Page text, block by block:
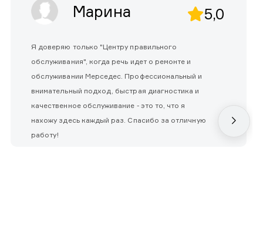
Марина 5,0
Я доверяю только "Центру правильного
обслуживания", когда речь идет о ремонте и
обслуживании Мерседес. Профессиональный и
внимательный подход, быстрая диагностика и
качественное обслуживание - это то, что я
нахожу здесь каждый раз. Спасибо за отличную
работу!